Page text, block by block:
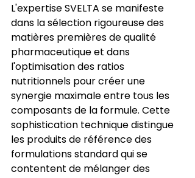
L'expertise SVELTA se manifeste
dans la sélection rigoureuse des
matières premières de qualité
pharmaceutique et dans
l'optimisation des ratios
nutritionnels pour créer une
synergie maximale entre tous les
composants de la formule. Cette
sophistication technique distingue
les produits de référence des
formulations standard qui se
contentent de mélanger des